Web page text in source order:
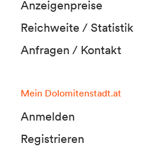
Anzeigenpreise
Reichweite / Statistik
Anfragen / Kontakt
Mein Dolomitenstadt.at
Anmelden
Registrieren